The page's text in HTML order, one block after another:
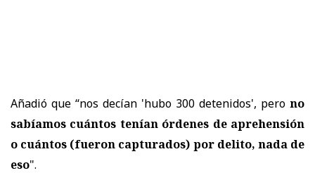
Añadió que “nos decían 'hubo 300 detenidos', pero no
sabíamos cuántos tenían órdenes de aprehensión
o cuántos (fueron capturados) por delito, nada de
eso".